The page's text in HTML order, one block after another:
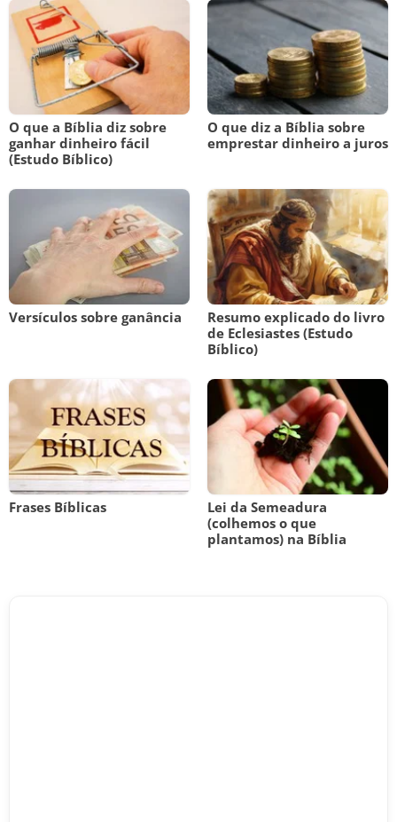
O que a Bíblia diz sobre
ganhar dinheiro fácil
(Estudo Bíblico)
O que diz a Bíblia sobre
emprestar dinheiro a juros
Versículos sobre ganância
Resumo explicado do livro
de Eclesiastes (Estudo
Bíblico)
Frases Bíblicas
Lei da Semeadura
(colhemos o que
plantamos) na Bíblia